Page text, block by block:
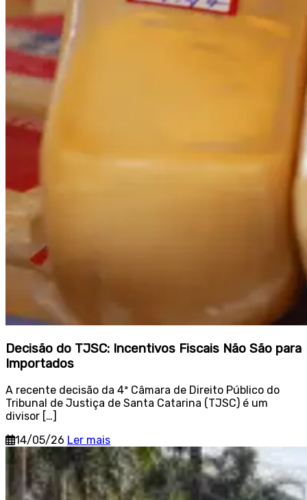
Decisão do TJSC: Incentivos Fiscais Não São para
Importados
A recente decisão da 4ª Câmara de Direito Público do
Tribunal de Justiça de Santa Catarina (TJSC) é um
divisor […]
14/05/26 Ler mais